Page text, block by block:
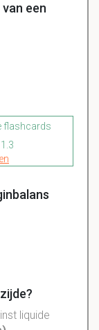
een
flashcards
liquide